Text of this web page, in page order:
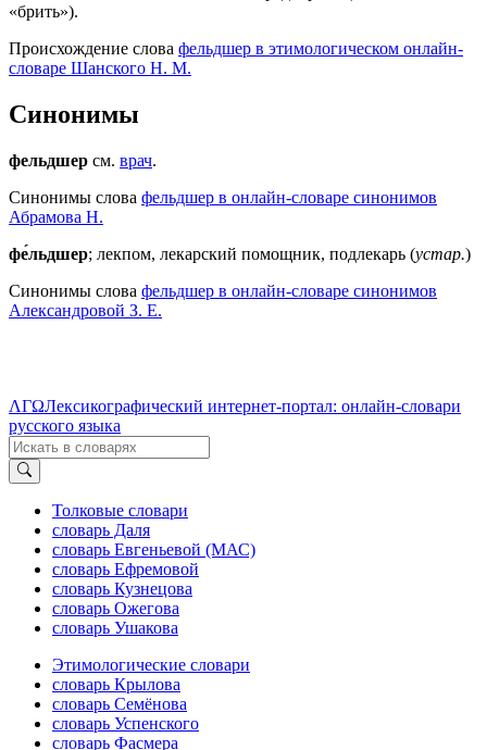
«брить»).
Происхождение слова фельдшер в этимологическом онлайн-
словаре Шанского Н. М.
Синонимы
фельдшер см. врач.
Синонимы слова фельдшер в онлайн-словаре синонимов
Абрамова Н.
фе́льдшер; лекпом, лекарский помощник, подлекарь (устар.)
Синонимы слова фельдшер в онлайн-словаре синонимов
Александровой З. Е.
ΛΓΩЛексикографический интернет-портал: онлайн-словари
русского языка
Толковые словари
словарь Даля
словарь Евгеньевой (МАС)
словарь Ефремовой
словарь Кузнецова
словарь Ожегова
словарь Ушакова
Этимологические словари
словарь Крылова
словарь Семёнова
словарь Успенского
словарь Фасмера